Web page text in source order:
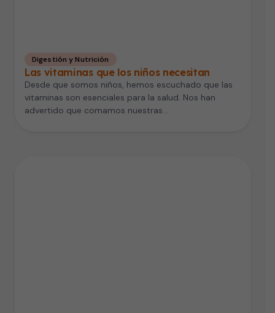
Digestión y Nutrición
Las vitaminas que los niños necesitan
Desde que somos niños, hemos escuchado que las
vitaminas son esenciales para la salud. Nos han
advertido que comamos nuestras…